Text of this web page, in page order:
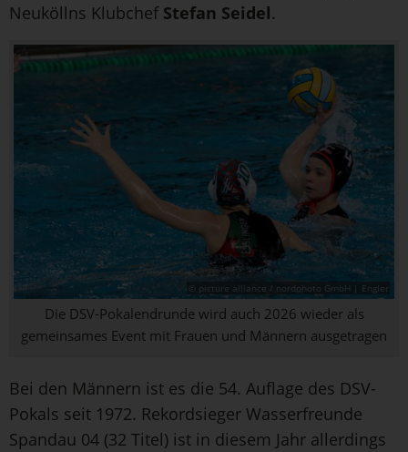
Neuköllns Klubchef Stefan Seidel.
© picture alliance / nordphoto GmbH | Engler
Die DSV-Pokalendrunde wird auch 2026 wieder als
gemeinsames Event mit Frauen und Männern ausgetragen
Bei den Männern ist es die 54. Auflage des DSV-
Pokals seit 1972. Rekordsieger Wasserfreunde
Spandau 04 (32 Titel) ist in diesem Jahr allerdings